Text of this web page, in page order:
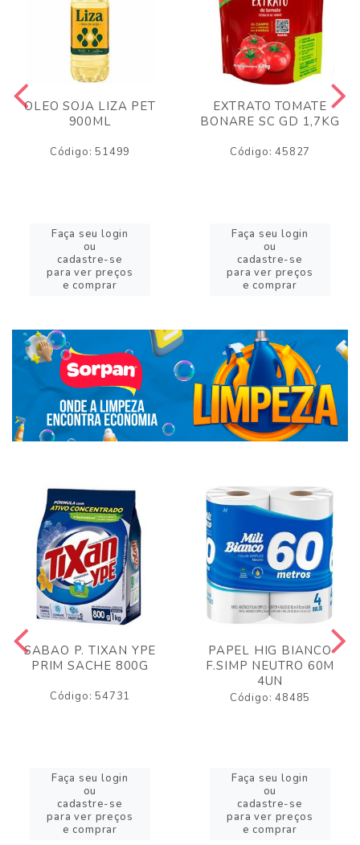
OLEO SOJA LIZA PET
900ML
Código: 51499
Faça seu login
ou
cadastre-se
para ver preços
e comprar
EXTRATO TOMATE
BONARE SC GD 1,7KG
Código: 45827
Faça seu login
ou
cadastre-se
para ver preços
e comprar
SABAO P. TIXAN YPE
PRIM SACHE 800G
Código: 54731
Faça seu login
ou
cadastre-se
para ver preços
e comprar
PAPEL HIG BIANCO
F.SIMP NEUTRO 60M
4UN
Código: 48485
Faça seu login
ou
cadastre-se
para ver preços
e comprar